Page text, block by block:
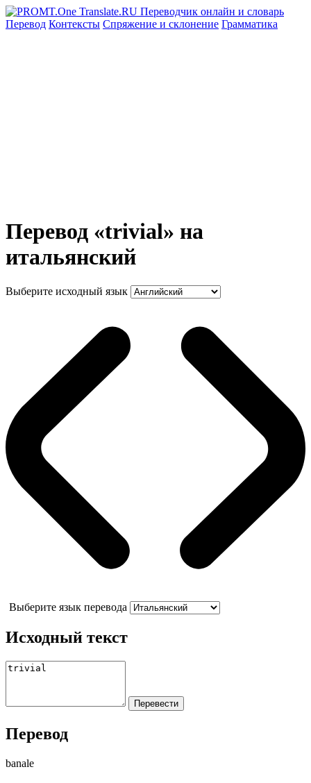
Перевод Контексты Спряжение и склонение Грамматика
Перевод «trivial» на
итальянский
Выберите исходный язык
Выберите язык перевода
Исходный текст
Перевод
banale